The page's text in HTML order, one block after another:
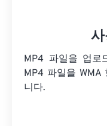
MP4 파일을 업로
MP4 파일을 WMA
니다.